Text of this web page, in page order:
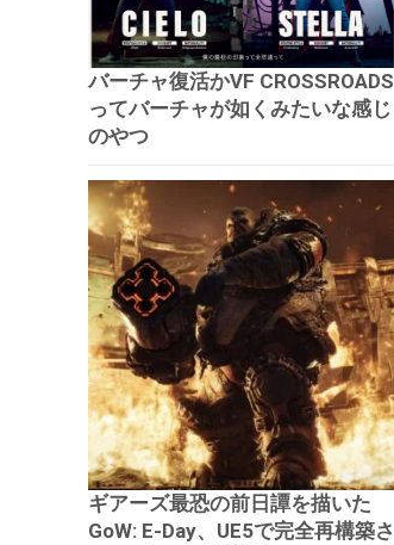
バーチャ復活かVF CROSSROADS
ってバーチャが如くみたいな感じ
のやつ
ギアーズ最恐の前日譚を描いた
GoW: E-Day、UE5で完全再構築さ